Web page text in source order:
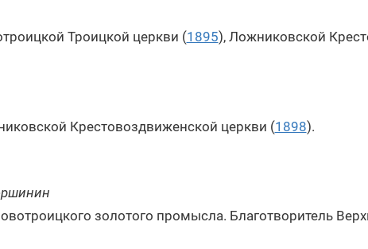
Троицкой церкви (1895), Ложниковской
Крестовоздвиженской церкви (1898).
золотого промысла. Благотворитель